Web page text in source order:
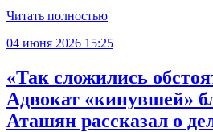
Читать полностью
04 июня 2026 15:25
«Так сложились
Адвокат «кинувшей»
Аташян рассказал о